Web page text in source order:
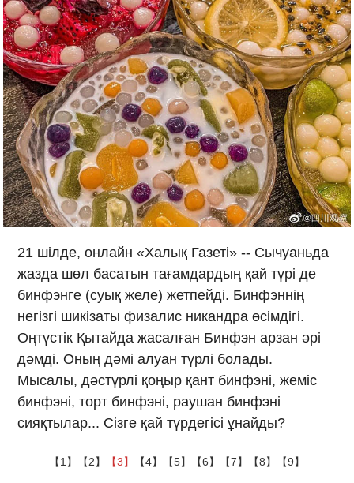
21 шілде, онлайн «Халық Газеті» -- Сычуаньда
жазда шөл басатын тағамдардың қай түрі де
бинфэнге (суық желе) жетпейді. Бинфэннің
негізгі шикізаты физалис никандра өсімдігі.
Оңтүстік Қытайда жасалған Бинфэн арзан әрі
дәмді. Оның дәмі алуан түрлі болады.
Мысалы, дәстүрлі қоңыр қант бинфэні, жеміс
бинфэні, торт бинфэні, раушан бинфэні
сияқтылар... Сізге қай түрдегісі ұнайды?
【1】 【2】 【3】 【4】 【5】 【6】 【7】 【8】 【9】